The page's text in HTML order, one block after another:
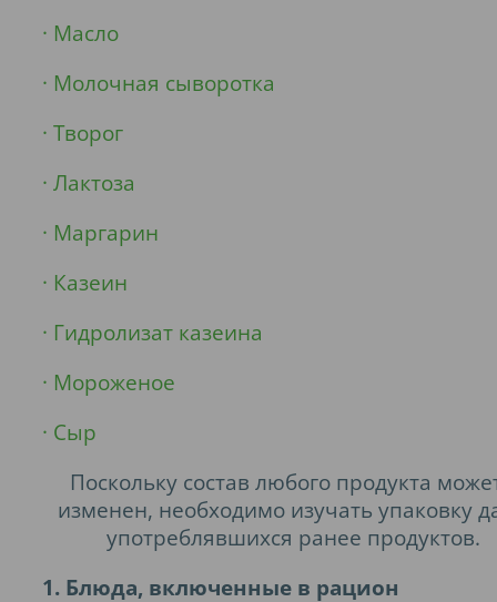
· Масло
· Молочная сыворотка
· Творог
· Лактоза
· Маргарин
· Казеин
· Гидролизат казеина
· Мороженое
· Сыр
Поскольку состав любого продукта
изменен, необходимо изучать упаковку
употреблявшихся ранее продуктов.
1. Блюда, включенные в рацион